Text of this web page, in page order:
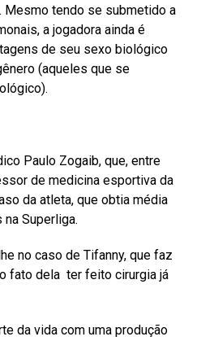
Mesmo tendo se submetido a
a jogadora ainda é
de seu sexo biológico
(aqueles que se
Paulo Zogaib, que, entre
de medicina esportiva da
da atleta, que obtia média
Superliga.
no caso de Tifanny, que faz
fato dela ter feito cirurgia já
da vida com uma produção